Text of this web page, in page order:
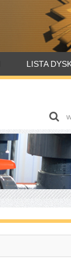
LISTA